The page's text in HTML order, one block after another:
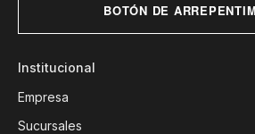
Institucional
Empresa
Sucursales
BOTÓN DE